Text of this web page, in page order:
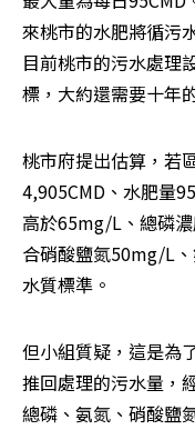
來桃市的水肥將循污
目前桃市的污水處理
標，大約還需要十年
桃市府提出估算，若
4,905CMD、水肥量
高於65mg/L、總磷
合硝酸鹽氮50mg/L
水質標準。
但小組質疑，這是為
推回處理的污水量，
總磷、氨氮、硝酸鹽